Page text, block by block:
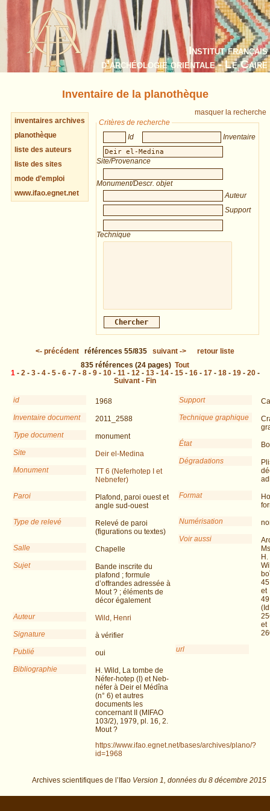
Institut français
d’archéologie orientale - Le Caire
Inventaire de la planothèque
inventaires archives
planothèque
liste des auteurs
liste des sites
mode d’emploi
www.ifao.egnet.net
masquer la recherche
Critères de recherche
Id
Inventaire
Site/Provenance
Monument/Descr. objet
Auteur
Support
Technique
<- précédent références 55/835 suivant ->
retour liste
835 références (24 pages) Tout
1 - 2 - 3- 4- 5- 6- 7- 8- 9- 10- 11 - 12 - 13- 14- 15- 16- 17- 18- 19- 20-
Suivant - Fin
id
1968
Inventaire document
2011_2588
Type document
monument
Site
Deir el-Medina
Monument
TT 6 (Neferhotep I et
Nebnefer)
Paroi
Plafond, paroi ouest et
angle sud-ouest
Type de relevé
Relevé de paroi
(figurations ou textes)
Salle
Chapelle
Sujet
Bande inscrite du
plafond ; formule
d’offrandes adressée à
Mout ? ; éléments de
décor également
Auteur
Wild, Henri
Signature
à vérifier
Publié
oui
Bibliographie
H. Wild, La tombe de
Néfer-hotep (I) et Neb-
néfer à Deir el Médîna
(n° 6) et autres
documents les
concernant II (MIFAO
103/2), 1979, pl. 16, 2.
Mout ?
Support
Technique graphique
État
Dégradations
Format
Numérisation
Voir aussi
H.
45
et
49
et
url
https://www.ifao.egnet.net/bases/archives/plano/?
id=1968
Archives scientifiques de l’Ifao Version 1, données du 8 décembre 2015